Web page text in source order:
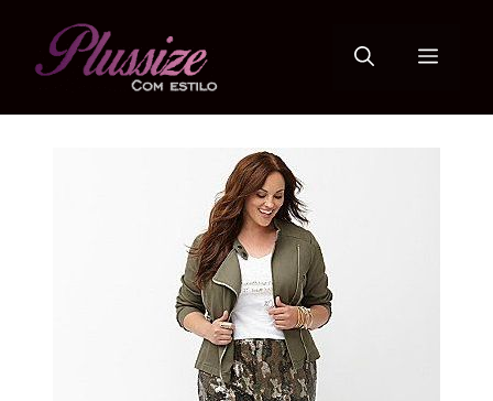
Menu